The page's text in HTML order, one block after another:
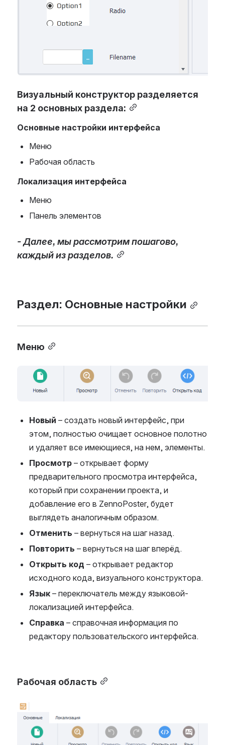
Визуальный конструктор разделяется
на 2 основных раздела:
Основные настройки интерфейса
Меню
Рабочая область
Локализация интерфейса
Меню
Панель элементов
- Далее, мы рассмотрим пошагово,
каждый из разделов.
Раздел: Основные настройки
Меню
Open
Новый – создать новый интерфейс, при
этом, полностью очищает основное полотно
и удаляет все имеющиеся, на нем, элементы.
Просмотр – открывает форму
предварительного просмотра интерфейса,
который при сохранении проекта, и
добавление его в ZennoPoster, будет
выглядеть аналогичным образом.
Отменить – вернуться на шаг назад.
Повторить – вернуться на шаг вперёд.
Открыть код – открывает редактор
исходного кода, визуального конструктора.
Язык – переключатель между языковой-
локализацией интерфейса.
Справка – справочная информация по
редактору пользовательского интерфейса.
Рабочая область
Open